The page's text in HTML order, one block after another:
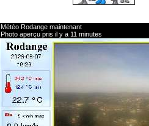
Météo Rodange maintenant
Photo aperçu pris il y a 11 minutes